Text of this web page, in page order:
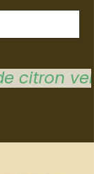
citron